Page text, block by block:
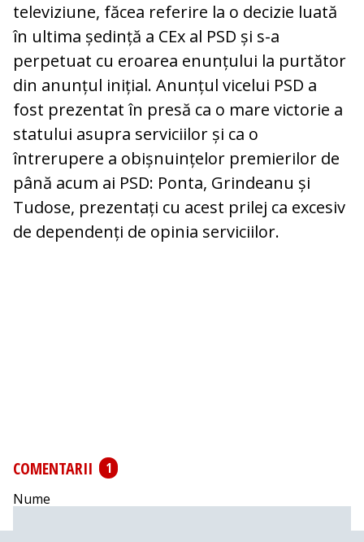
televiziune, făcea referire la o decizie luată
în ultima ședință a CEx al PSD și s-a
perpetuat cu eroarea enunțului la purtător
din anunțul inițial. Anunțul vicelui PSD a
fost prezentat în presă ca o mare victorie a
statului asupra serviciilor și ca o
întrerupere a obișnuințelor premierilor de
până acum ai PSD: Ponta, Grindeanu și
Tudose, prezentați cu acest prilej ca excesiv
de dependenți de opinia serviciilor.
COMENTARII
1
Nume